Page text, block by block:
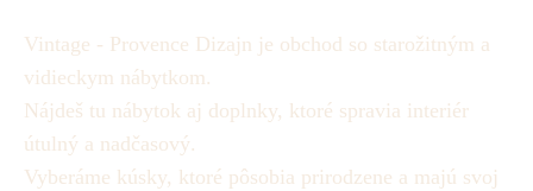
Vintage - Provence Dizajn je obchod so starožitným a
vidieckym nábytkom.
Nájdeš tu nábytok aj doplnky, ktoré spravia interiér
útulný a nadčasový.
Vyberáme kúsky, ktoré pôsobia prirodzene a majú svoj